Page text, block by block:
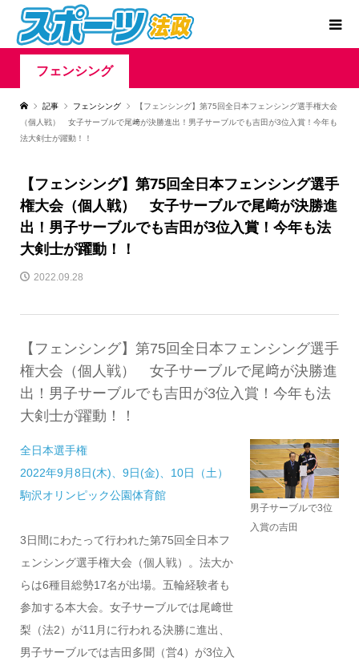
フェンシング
記事 フェンシング
【フェンシング】第75回全日本フェンシング選手権大会
（個人戦） 女子サーブルで尾﨑が決勝進出！男子サーブルでも吉田が3位入賞！今年も
法大剣士が躍動！！
【フェンシング】第75回全日本フェンシング選手
権大会（個人戦） 女子サーブルで尾﨑が決勝進
出！男子サーブルでも吉田が3位入賞！今年も法
大剣士が躍動！！
2022.09.28
【フェンシング】第75回全日本フェンシング選手
権大会（個人戦） 女子サーブルで尾﨑が決勝進
出！男子サーブルでも吉田が3位入賞！今年も法
大剣士が躍動！！
全日本選手権
2022年9月8日(木)、9日(金)、10日（土）
駒沢オリンピック公園体育館
3日間にわたって行われた第75回全日本フ
ェンシング選手権大会（個人戦）。法大か
らは6種目総勢17名が出場。五輪経験者も
参加する本大会。女子サーブルでは尾﨑世
梨（法2）が11月に行われる決勝に進出、
男子サーブルでは吉田多聞（営4）が3位入
男子サーブルで3位
入賞の吉田